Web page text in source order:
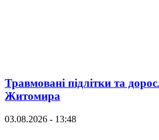
Травмовані підлітки та
Житомира
03.08.2026 - 13:48